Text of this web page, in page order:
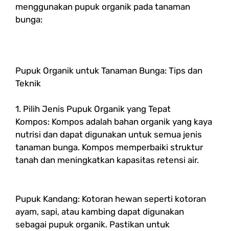
menggunakan pupuk organik pada tanaman
bunga:
Pupuk Organik untuk Tanaman Bunga: Tips dan
Teknik
1. Pilih Jenis Pupuk Organik yang Tepat
Kompos: Kompos adalah bahan organik yang kaya
nutrisi dan dapat digunakan untuk semua jenis
tanaman bunga. Kompos memperbaiki struktur
tanah dan meningkatkan kapasitas retensi air.
Pupuk Kandang: Kotoran hewan seperti kotoran
ayam, sapi, atau kambing dapat digunakan
sebagai pupuk organik. Pastikan untuk